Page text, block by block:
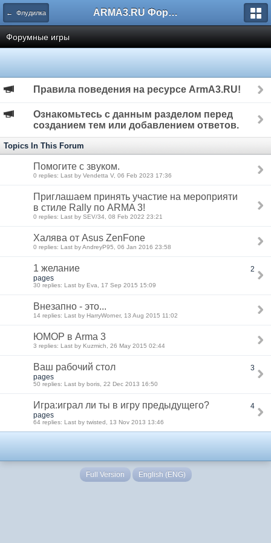
← Флудилка ARMA3.RU Форум
Форумные игры
Правила поведения на ресурсе ArmA3.RU!
Ознакомьтесь с данным разделом перед
созданием тем или добавлением ответов.
Topics In This Forum
Помогите с звуком.
0 replies: Last by Vendetta V, 06 Feb 2023 17:36
Приглашаем принять участие на мероприяти
в стиле Rally по ARMA 3!
0 replies: Last by SEV/34, 08 Feb 2022 23:21
Халява от Asus ZenFone
0 replies: Last by AndreyP95, 06 Jan 2016 23:58
1 желание
2
pages
30 replies: Last by Eva, 17 Sep 2015 15:09
Внезапно - это...
14 replies: Last by HarryWorner, 13 Aug 2015 11:02
ЮМОР в Arma 3
3 replies: Last by Kuzmich, 26 May 2015 02:44
Ваш рабочий стол
3
pages
50 replies: Last by boris, 22 Dec 2013 16:50
Игра:играл ли ты в игру предыдущего?
4
pages
64 replies: Last by twisted, 13 Nov 2013 13:46
Full Version English (ENG)